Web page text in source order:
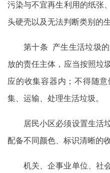
污染与不宜再生利用的纸张
头硬壳以及无法判断类别的
第十条 产生生活垃圾
放的责任主体，应当按照垃
应的收集容器内；不得随
集、运输、处理生活垃圾。
居民小区必须设置生活
配备不同颜色、标识清晰的
机关、企事业单位、社